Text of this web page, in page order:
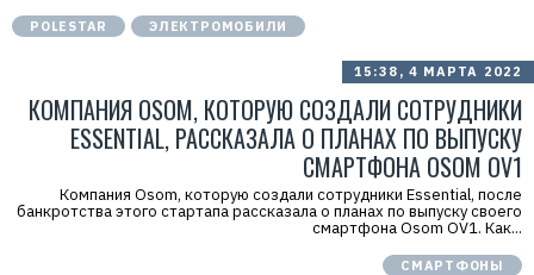
POLESTAR ЭЛЕКТРОМОБИЛИ
15:38, 4 МАРТА 2022
КОМПАНИЯ OSOM, КОТОРУЮ СОЗДАЛИ СОТРУДНИКИ
ESSENTIAL, РАССКАЗАЛА О ПЛАНАХ ПО ВЫПУСКУ
СМАРТФОНА OSOM OV1
Компания Osom, которую создали сотрудники Essential, после
банкротства этого стартапа рассказала о планах по выпуску своего
смартфона Osom OV1. Как...
СМАРТФОНЫ